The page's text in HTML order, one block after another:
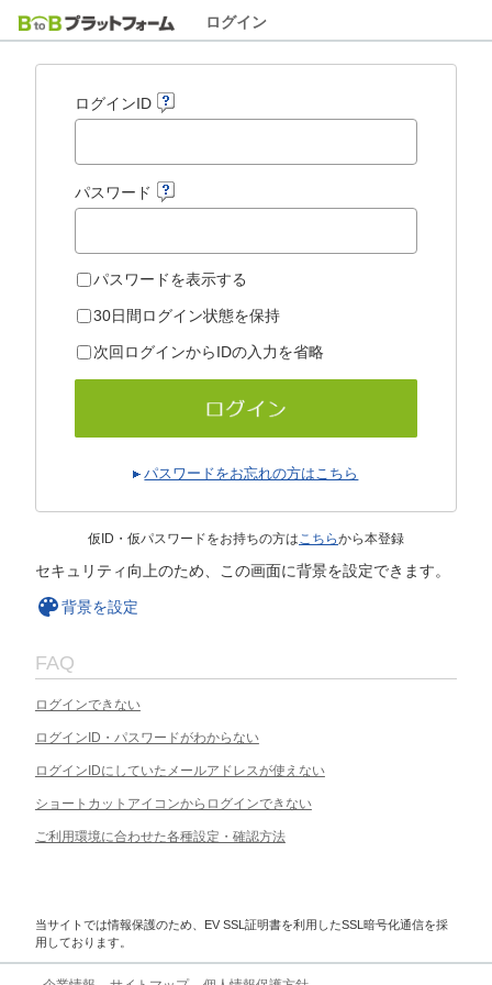
ログイン
ログインID
パスワード
パスワードを表示する
30日間ログイン状態を保持
次回ログインからIDの入力を省略
パスワードをお忘れの方はこちら
仮ID・仮パスワードをお持ちの方はこちらから本登録
セキュリティ向上のため、この画面に背景を設定できます。
背景を設定
FAQ
ログインできない
ログインID・パスワードがわからない
ログインIDにしていたメールアドレスが使えない
ショートカットアイコンからログインできない
ご利用環境に合わせた各種設定・確認方法
当サイトでは情報保護のため、EV SSL証明書を利用したSSL暗号化通信を採
用しております。